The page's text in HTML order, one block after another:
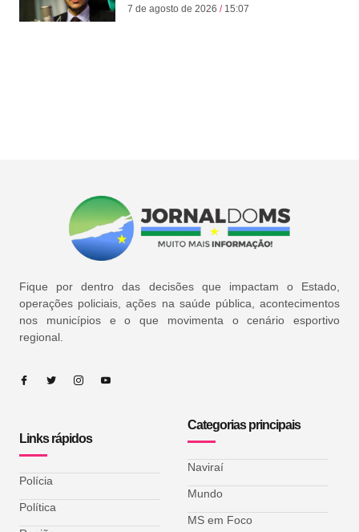
7 de agosto de 2026 15:07
Fique por dentro das decisões que impactam o Estado,
operações policiais, ações na saúde pública, acontecimentos
nos municípios e o que movimenta o cenário esportivo
regional.
Links rápidos
Polícia
Política
Categorias principais
Naviraí
Mundo
MS em Foco